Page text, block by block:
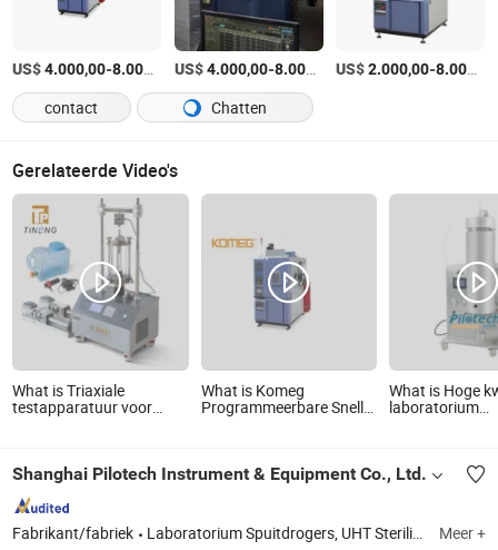
US$4.000,00-8.000,00 /Stuk
US$4.000,00-8.000,00 /Stuk
US$2.000,00-8.000,00
contact
Chatten
Gerelateerde Video's
What is Triaxiale
testapparatuur voor
What is Komeg
Programmeerbare Snelle
What is Hoge
laboratorium
biologie,
Shanghai Pilotech Instrument & Equipment Co., Ltd.
Fabrikant/fabriek Laboratorium Spuitdrogers, UHT Sterilisator, Multifunctionele Extractietank, Laboratorium Spuitgranulator; Meer +